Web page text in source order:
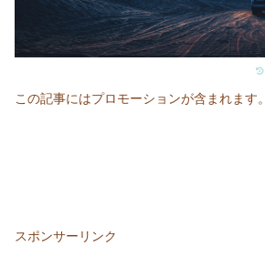
この記事にはプロモーションが含まれます。
スポンサーリンク